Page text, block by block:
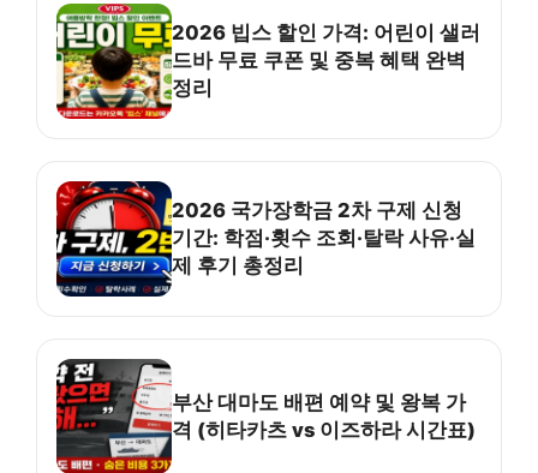
2026 빕스 할인 가격: 어린이 샐러
드바 무료 쿠폰 및 중복 혜택 완벽
정리
2026 국가장학금 2차 구제 신청
기간: 학점·횟수 조회·탈락 사유·실
제 후기 총정리
부산 대마도 배편 예약 및 왕복 가
격 (히타카츠 vs 이즈하라 시간표)